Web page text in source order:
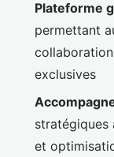
Plateforme
permettant
exclusives
et